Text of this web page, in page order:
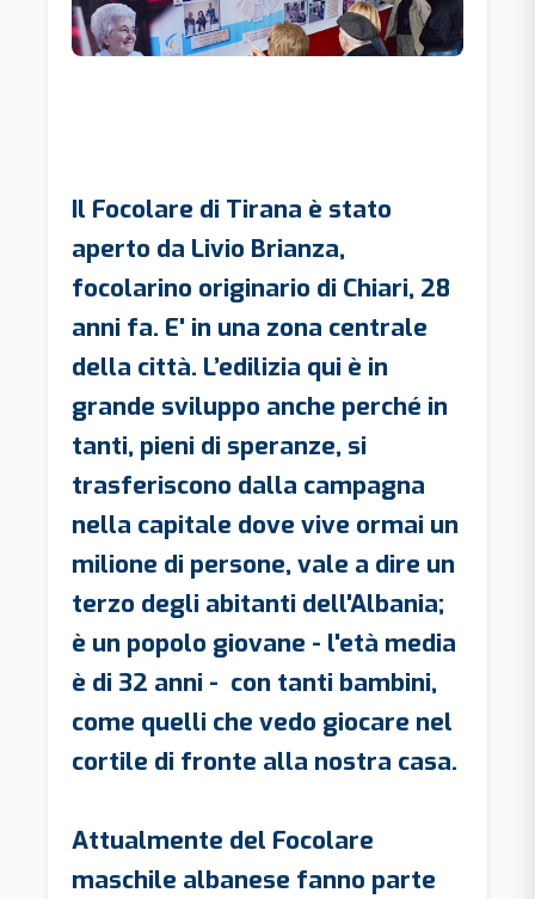
Il Focolare di Tirana è stato
aperto da Livio Brianza,
focolarino originario di Chiari, 28
anni fa. E' in una zona centrale
della città. L’edilizia qui è in
grande sviluppo anche perché in
tanti, pieni di speranze, si
trasferiscono dalla campagna
nella capitale dove vive ormai un
milione di persone, vale a dire un
terzo degli abitanti dell'Albania;
è un popolo giovane - l'età media
è di 32 anni - con tanti bambini,
come quelli che vedo giocare nel
cortile di fronte alla nostra casa.
Attualmente del Focolare
maschile albanese fanno parte